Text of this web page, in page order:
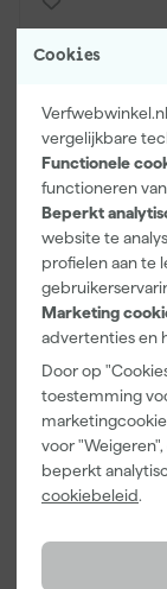
Cookies
vergelijkbare
Functionele
functioneren
Beperkt
website te
profielen aan te
Marketing
advertenties en
Door op
toestemming
voor
beperkt
cookiebeleid.
Paintura
Lucamax
Washi tape -
50mx24mm
Morgen
bezorgd
Adviesprijs 6,00
3,99
incl. BTW
Onze Top 10